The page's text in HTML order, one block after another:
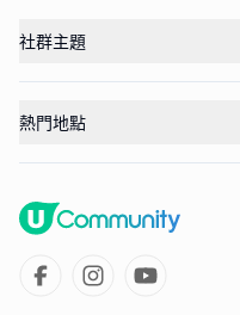
社群主題
熱門地點